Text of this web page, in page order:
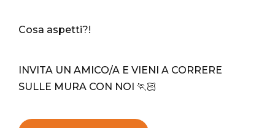
Cosa aspetti?!
INVITA UN AMICO/A E VIENI A CORRERE
SULLE MURA CON NOI 🏃🏻